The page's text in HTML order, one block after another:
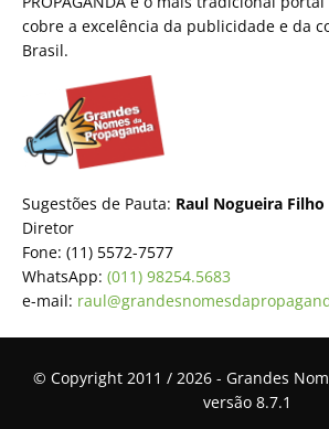
cobre a excelência da publicidade e da
Brasil.
Sugestões de Pauta: Raul Nogueira Filho
Diretor
Fone: (11) 5572-7577
WhatsApp: (011) 98254.5683
e-mail:
© Copyright 2011 / 2026 - Grandes
versão 8.7.1